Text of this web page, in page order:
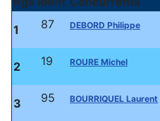
1
87 DEBORD Philippe
2
19 ROURE Michel
3
95 BOURRIQUEL Laurent